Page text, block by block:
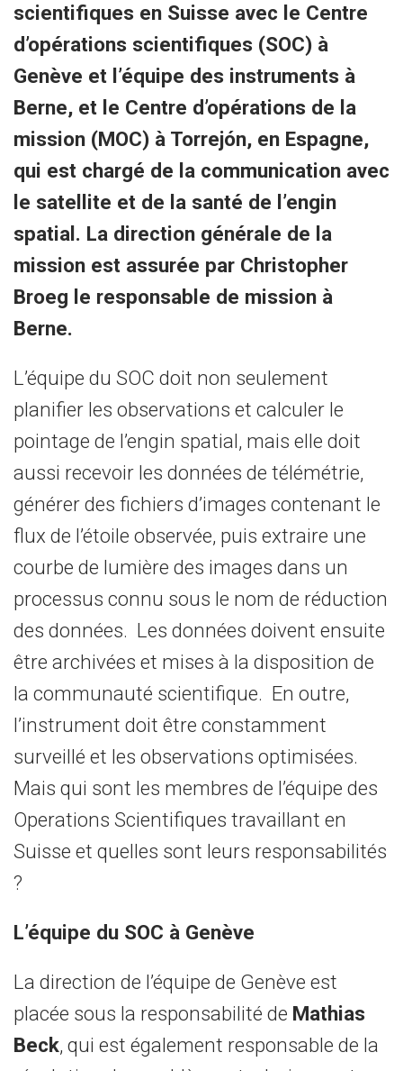
scientifiques en Suisse avec le Centre
d’opérations scientifiques (SOC) à
Genève et l’équipe des instruments à
Berne, et le Centre d’opérations de la
mission (MOC) à Torrejón, en Espagne,
qui est chargé de la communication avec
le satellite et de la santé de l’engin
spatial. La direction générale de la
mission est assurée par Christopher
Broeg le responsable de mission à
Berne.
L’équipe du SOC doit non seulement
planifier les observations et calculer le
pointage de l’engin spatial, mais elle doit
aussi recevoir les données de télémétrie,
générer des fichiers d’images contenant le
flux de l’étoile observée, puis extraire une
courbe de lumière des images dans un
processus connu sous le nom de réduction
des données. Les données doivent ensuite
être archivées et mises à la disposition de
la communauté scientifique. En outre,
l’instrument doit être constamment
surveillé et les observations optimisées.
Mais qui sont les membres de l’équipe des
Operations Scientifiques travaillant en
Suisse et quelles sont leurs responsabilités
?
L’équipe du SOC à Genève
La direction de l’équipe de Genève est
placée sous la responsabilité de Mathias
Beck, qui est également responsable de la